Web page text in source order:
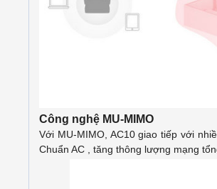
Công nghệ MU-MIMO
Với MU-MIMO, AC10 giao tiếp với
Chuẩn AC , tăng thông lượng mạng